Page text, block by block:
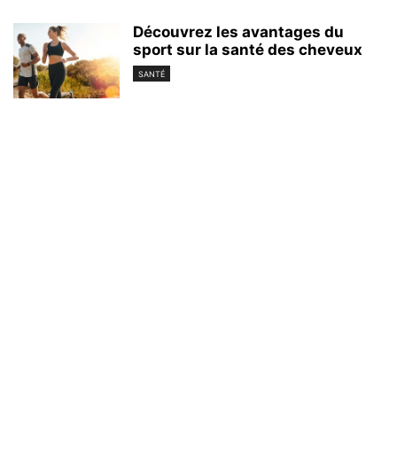
Découvrez les avantages du
sport sur la santé des cheveux
SANTÉ